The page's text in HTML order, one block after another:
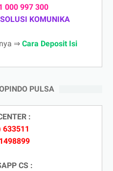
000 997 300
KOMUNIKA
⇒ Cara Deposit Isi
PULSA
:
633511
CS :